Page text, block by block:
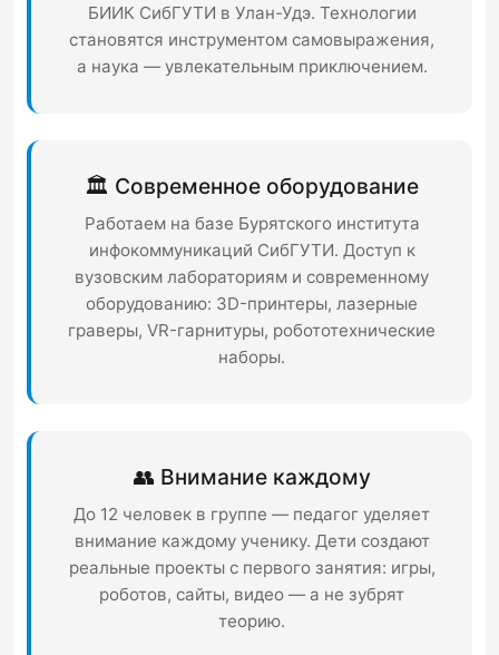
БИИК СибГУТИ в Улан-Удэ. Технологии
становятся инструментом самовыражения,
а наука — увлекательным приключением.
🏛️ Современное оборудование
Работаем на базе Бурятского института
инфокоммуникаций СибГУТИ. Доступ к
вузовским лабораториям и современному
оборудованию: 3D-принтеры, лазерные
граверы, VR-гарнитуры, робототехнические
наборы.
👥 Внимание каждому
До 12 человек в группе — педагог уделяет
внимание каждому ученику. Дети создают
реальные проекты с первого занятия: игры,
роботов, сайты, видео — а не зубрят
теорию.